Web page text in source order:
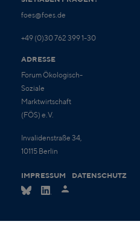
foes@foes.de
+49 (0)30 762 399 1-30
ADRESSE
Forum Ökologisch-
Soziale
Marktwirtschaft
(FÖS) e.V.
Invalidenstraße 34,
10115 Berlin
IMPRESSUM DATENSCHUTZ